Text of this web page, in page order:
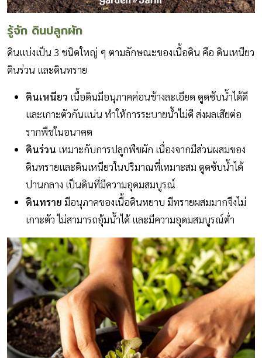
รู้จัก ดินปลูกผัก
ดินแบ่งเป็น 3 ชนิดใหญ่ ๆ ตามลักษณะของเนื้อดิน คือ ดินเหนียว
ดินร่วน และดินทราย
ดินเหนียว เนื้อดินมีอนุภาคค่อนข้างละเอียด ดูดซับน้ำได้ดี
และเกาะตัวกันแน่น ทำให้การระบายน้ำไม่ดี ส่งผลเสียต่อ
รากพืชในอนาคต
ดินร่วน เหมาะกับการปลูกพืชผัก เนื่องจากมีส่วนผสมของ
ดินทรายและดินเหนียวในปริมาณที่เหมาะสม ดูดซับน้ำได้
ปานกลาง เป็นดินที่มีความอุดมสมบูรณ์
ดินทราย มีอนุภาคของเนื้อดินหยาบ มีทรายผสมมากจึงไม่
เกาะตัว ไม่สามารถอุ้มน้ำได้ และมีความอุดมสมบูรณ์ต่ำ